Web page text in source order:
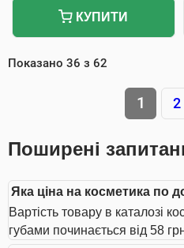
КУПИТИ
Показано 36 з 62
1 2
Поширені
Яка ціна на косметика по
Вартість товару в каталозі
губами починається від 58